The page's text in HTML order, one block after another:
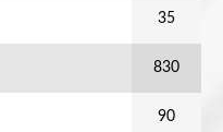
35
830
90